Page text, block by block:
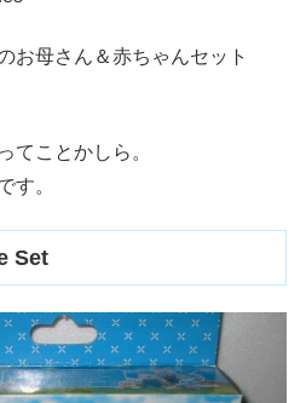
お母さん＆赤ちゃんセット
てことかしら。
す。
Set